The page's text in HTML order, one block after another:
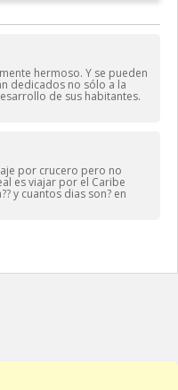
hermoso. Y se pueden
dedicados no sólo a la
de sus habitantes.
por crucero pero no
es viajar por el Caribe
y cuantos dias son? en